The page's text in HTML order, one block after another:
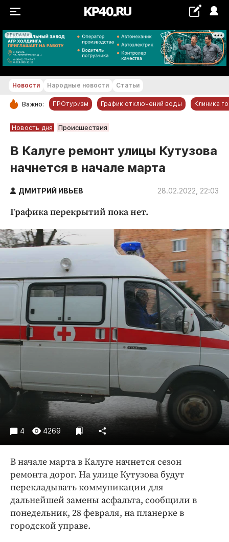
РЕКЛАМА
+17...+18 °С
РУБРИКИ
Новости компаний
Статьи
Народные новости
Авто и транспорт
Благоустройство
Криминал
Недвижимость и ЖКХ
Образование
Общество
Погода
Праздники
Происшествия
Экономика и бизнес
ПРОЕКТЫ
Блоги
Издания
Медиаперсона
Интересное чтиво
Клиника года
Бренд года
Работодатель года
Новости Народные новости Статьи
Важно: ПРОтуризм График отключений воды Клиника
Новость дня Происшествия
В Калуге ремонт улицы Кутузова
начнется в начале марта
ДМИТРИЙ ИВЬЕВ 28.02.2022, 22:03
Графика перекрытий пока нет.
4 4269
В начале марта в Калуге начнется сезон
ремонта дорог. На улице Кутузова будут
перекладывать коммуникации для
дальнейшей замены асфальта, сообщили в
понедельник, 28 февраля, на планерке в
городской управе.